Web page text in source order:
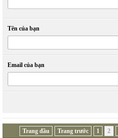
Tên của bạn
Email của bạn
Trang đầu Trang trước 1 2